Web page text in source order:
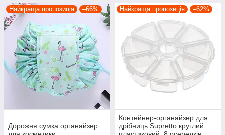
Найкраща пропозиція –66%
Дорожня сумка органайзер
Найкраща пропозиція –62%
Контейнер-органайзер для
дрібниць Supretto круглий